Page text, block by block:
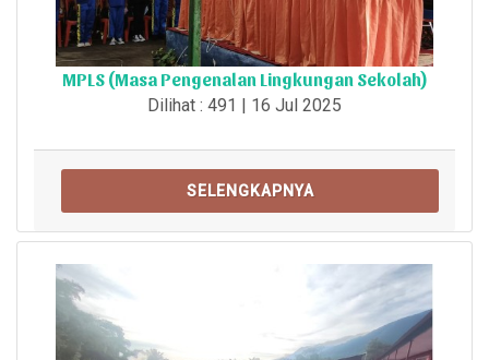
MPLS (Masa Pengenalan Lingkungan Sekolah)
Dilihat : 491 | 16 Jul 2025
SELENGKAPNYA